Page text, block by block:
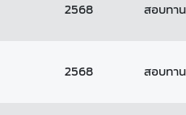
2568 สอบทาน
2568 สอบทาน